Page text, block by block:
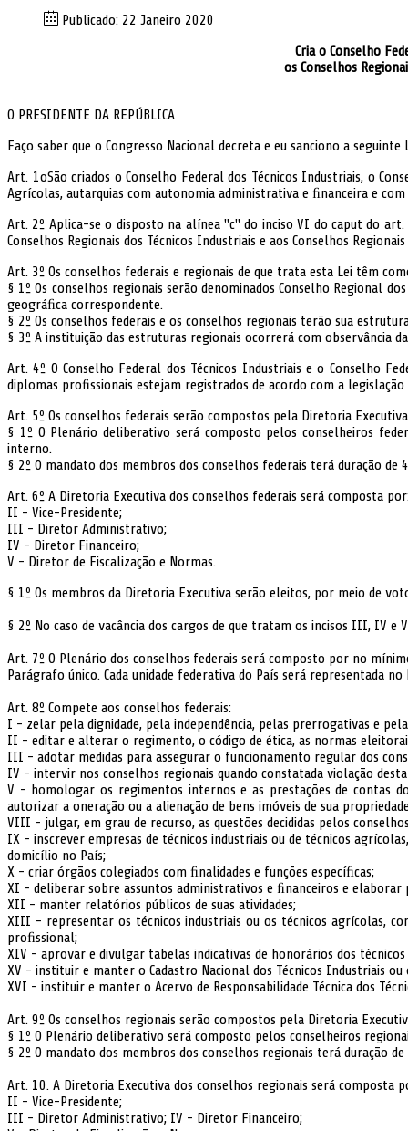
Publicado: 22 Janeiro 2020
Cria o Conselho
os Conselhos
O PRESIDENTE DA REPÚBLICA
Faço saber que o Congresso Nacional decreta e eu sanciono a seguinte
Art. 1oSão criados o Conselho Federal dos Técnicos Industriais, o
Agrícolas, autarquias com autonomia administrativa e ﬁnanceira e
Art. 2º Aplica-se o disposto na alínea "c" do inciso VI do caput do art.
Conselhos Regionais dos Técnicos Industriais e aos Conselhos
Art. 3º Os conselhos federais e regionais de que trata esta Lei têm
§ 1º Os conselhos regionais serão denominados Conselho Regional
geográﬁca correspondente.
§ 2º Os conselhos federais e os conselhos regionais terão sua
§ 3º A instituição das estruturas regionais ocorrerá com observância
Art. 4º O Conselho Federal dos Técnicos Industriais e o Conselho
diplomas proﬁssionais estejam registrados de acordo com a
Art. 5º Os conselhos federais serão compostos pela Diretoria
§ 1º O Plenário deliberativo será composto pelos conselheiros
interno.
§ 2º O mandato dos membros dos conselhos federais terá duração
Art. 6º A Diretoria Executiva dos conselhos federais será composta
II - Vice-Presidente;
III - Diretor Administrativo;
IV - Diretor Financeiro;
V - Diretor de Fiscalização e Normas.
§ 1º Os membros da Diretoria Executiva serão eleitos, por meio de
§ 2º No caso de vacância dos cargos de que tratam os incisos III, IV
Art. 7º O Plenário dos conselhos federais será composto por no
Parágrafo único. Cada unidade federativa do País será representada
Art. 8º Compete aos conselhos federais:
I - zelar pela dignidade, pela independência, pelas prerrogativas e
II - editar e alterar o regimento, o código de ética, as normas
III - adotar medidas para assegurar o funcionamento regular dos
IV - intervir nos conselhos regionais quando constatada violação
V - homologar os regimentos internos e as prestações de contas
autorizar a oneração ou a alienação de bens imóveis de sua
VIII - julgar, em grau de recurso, as questões decididas pelos
IX - inscrever empresas de técnicos industriais ou de técnicos
domicílio no País;
X - criar órgãos colegiados com ﬁnalidades e funções especíﬁcas;
XI - deliberar sobre assuntos administrativos e ﬁnanceiros e
XII - manter relatórios públicos de suas atividades;
XIII - representar os técnicos industriais ou os técnicos agrícolas,
proﬁssional;
XIV - aprovar e divulgar tabelas indicativas de honorários dos
XV - instituir e manter o Cadastro Nacional dos Técnicos Industriais
XVI - instituir e manter o Acervo de Responsabilidade Técnica dos
Art. 9º Os conselhos regionais serão compostos pela Diretoria
§ 1º O Plenário deliberativo será composto pelos conselheiros
§ 2º O mandato dos membros dos conselhos regionais terá duração
Art. 10. A Diretoria Executiva dos conselhos regionais será composta
II - Vice-Presidente;
III - Diretor Administrativo; IV - Diretor Financeiro;